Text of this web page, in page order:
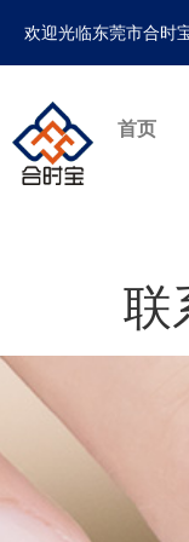
欢迎光临东莞市合时
首页
联